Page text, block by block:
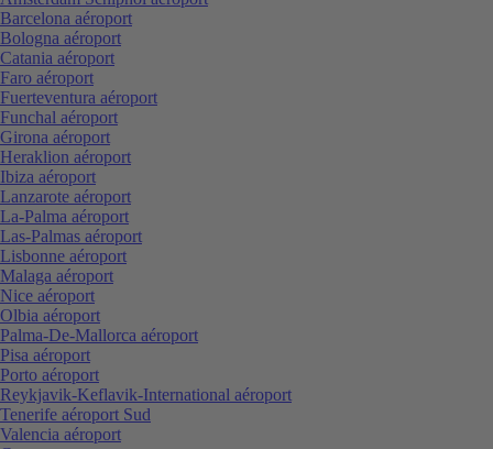
Barcelona aéroport
Bologna aéroport
Catania aéroport
Faro aéroport
Fuerteventura aéroport
Funchal aéroport
Girona aéroport
Heraklion aéroport
Ibiza aéroport
Lanzarote aéroport
La-Palma aéroport
Las-Palmas aéroport
Lisbonne aéroport
Malaga aéroport
Nice aéroport
Olbia aéroport
Palma-De-Mallorca aéroport
Pisa aéroport
Porto aéroport
Reykjavik-Keflavik-International aéroport
Tenerife aéroport Sud
Valencia aéroport